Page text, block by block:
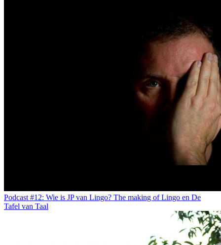
Podcast #12: Wie is JP van Lingo? The making of Lingo en De
Tafel van Taal